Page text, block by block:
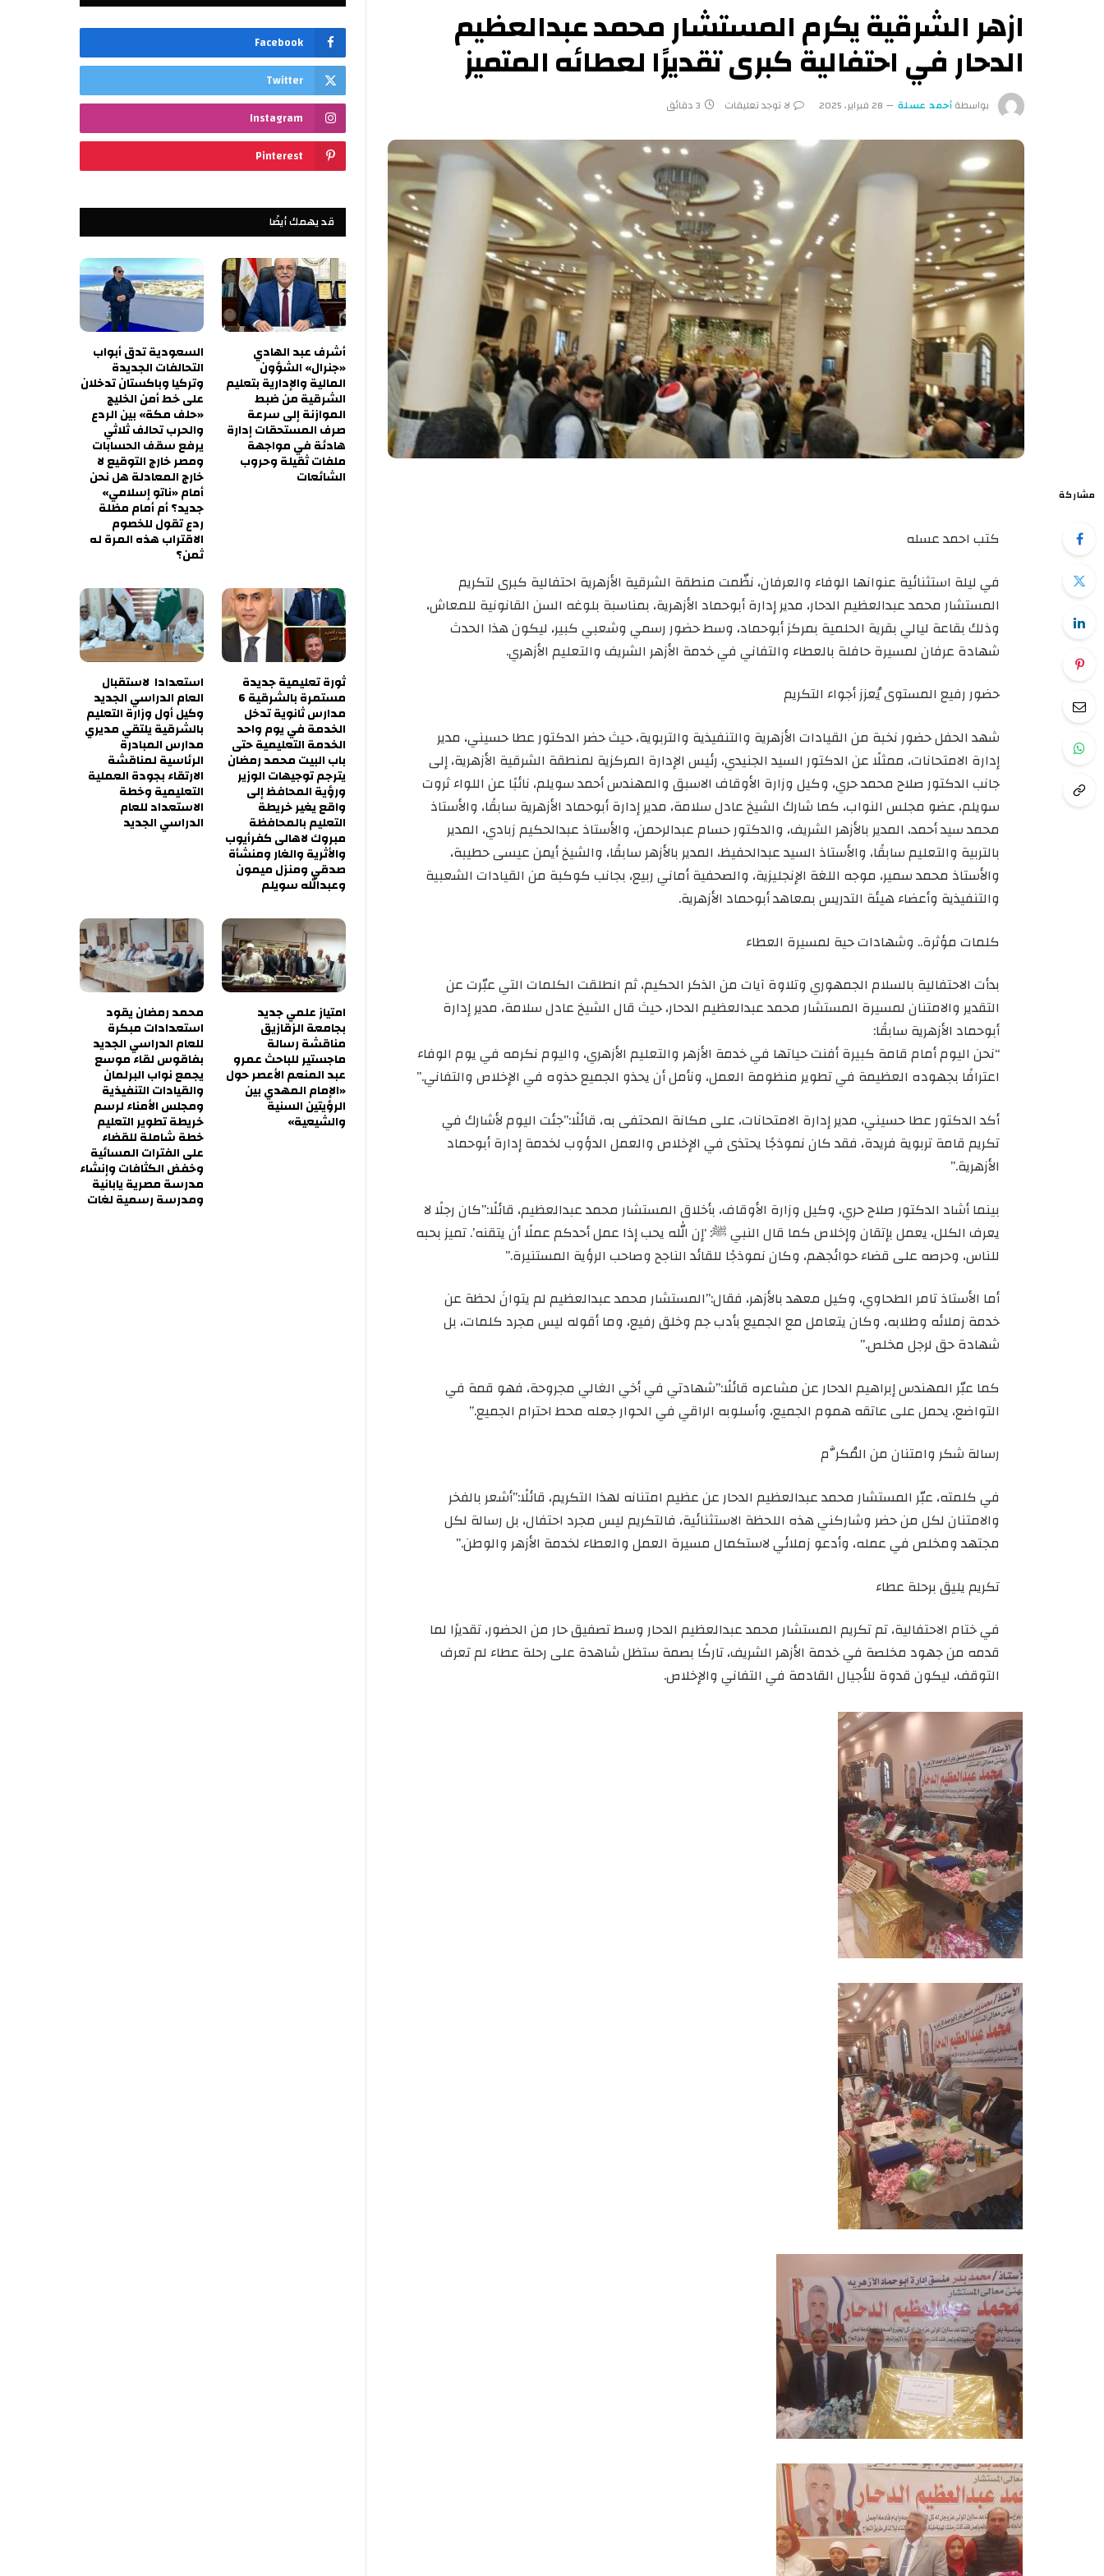
ازهر الشرقية يكرم المستشار محمد عبدالعظيم
الدحار في احتفالية كبرى تقديرًا لعطائه المتميز
بواسطةأحمد عسلة 28 فبراير، 2025 لا توجد تعليقات 3 دقائق
مشاركة
كتب احمد عسله
في ليلة استثنائية عنوانها الوفاء والعرفان، نظّمت منطقة الشرقية الأزهرية احتفالية كبرى لتكريم
المستشار محمد عبدالعظيم الدحار، مدير إدارة أبوحماد الأزهرية، بمناسبة بلوغه السن القانونية للمعاش،
وذلك بقاعة ليالي بقرية الحلمية بمركز أبوحماد، وسط حضور رسمي وشعبي كبير، ليكون هذا الحدث
شهادة عرفان لمسيرة حافلة بالعطاء والتفاني في خدمة الأزهر الشريف والتعليم الأزهري.
حضور رفيع المستوى يُعزز أجواء التكريم
شهد الحفل حضور نخبة من القيادات الأزهرية والتنفيذية والتربوية، حيث حضر الدكتور عطا حسيني، مدير
إدارة الامتحانات، ممثلًا عن الدكتور السيد الجنيدي، رئيس الإدارة المركزية لمنطقة الشرقية الأزهرية، إلى
جانب الدكتور صلاح محمد حري، وكيل وزارة الأوقاف الاسبق والمهندس أحمد سويلم، نائبًا عن اللواء ثروت
سويلم، عضو مجلس النواب، كما شارك الشيخ عادل سلامة، مدير إدارة أبوحماد الأزهرية سابقًا، والأستاذ
محمد سيد أحمد، المدير بالأزهر الشريف، والدكتور حسام عبدالرحمن، والأستاذ عبدالحكيم زبادي، المدير
بالتربية والتعليم سابقًا، والأستاذ السيد عبدالحفيظ، المدير بالأزهر سابقًا، والشيخ أيمن عيسى حطيبة،
والأستاذ محمد سمير، موجه اللغة الإنجليزية، والصحفية أماني ربيع، بجانب كوكبة من القيادات الشعبية
والتنفيذية وأعضاء هيئة التدريس بمعاهد أبوحماد الأزهرية.
كلمات مؤثرة.. وشهادات حية لمسيرة العطاء
بدأت الاحتفالية بالسلام الجمهوري وتلاوة آيات من الذكر الحكيم، ثم انطلقت الكلمات التي عبّرت عن
التقدير والامتنان لمسيرة المستشار محمد عبدالعظيم الدحار، حيث قال الشيخ عادل سلامة، مدير إدارة
أبوحماد الأزهرية سابقًا:
“نحن اليوم أمام قامة كبيرة أفنت حياتها في خدمة الأزهر والتعليم الأزهري، واليوم نكرمه في يوم الوفاء
اعترافًا بجهوده العظيمة في تطوير منظومة العمل، ونأمل أن يحذو الجميع حذوه في الإخلاص والتفاني.”
أكد الدكتور عطا حسيني، مدير إدارة الامتحانات، على مكانة المحتفى به، قائلًا:”جئت اليوم لأشارك في
تكريم قامة تربوية فريدة، فقد كان نموذجًا يحتذى في الإخلاص والعمل الدؤوب لخدمة إدارة أبوحماد
الأزهرية.”
بينما أشاد الدكتور صلاح حري، وكيل وزارة الأوقاف، بأخلاق المستشار محمد عبدالعظيم، قائلًا:”كان رجلًا لا
يعرف الكلل، يعمل بإتقان وإخلاص كما قال النبي ﷺ: ‘إن الله يحب إذا عمل أحدكم عملًا أن يتقنه’. تميز بحبه
للناس، وحرصه على قضاء حوائجهم، وكان نموذجًا للقائد الناجح وصاحب الرؤية المستنيرة.”
أما الأستاذ تامر الطحاوي، وكيل معهد بالأزهر، فقال:”المستشار محمد عبدالعظيم لم يتوانَ لحظة عن
خدمة زملائه وطلابه، وكان يتعامل مع الجميع بأدب جم وخلق رفيع، وما أقوله ليس مجرد كلمات، بل
شهادة حق لرجل مخلص.”
كما عبّر المهندس إبراهيم الدحار عن مشاعره قائلًا:”شهادتي في أخي الغالي مجروحة، فهو قمة في
التواضع، يحمل على عاتقه هموم الجميع، وأسلوبه الراقي في الحوار جعله محط احترام الجميع.”
رسالة شكر وامتنان من المُكرَّم
في كلمته، عبّر المستشار محمد عبدالعظيم الدحار عن عظيم امتنانه لهذا التكريم، قائلًا:”أشعر بالفخر
والامتنان لكل من حضر وشاركني هذه اللحظة الاستثنائية، فالتكريم ليس مجرد احتفال، بل رسالة لكل
مجتهد ومخلص في عمله، وأدعو زملائي لاستكمال مسيرة العمل والعطاء لخدمة الأزهر والوطن.”
تكريم يليق برحلة عطاء
في ختام الاحتفالية، تم تكريم المستشار محمد عبدالعظيم الدحار وسط تصفيق حار من الحضور، تقديرًا لما
قدمه من جهود مخلصة في خدمة الأزهر الشريف، تاركًا بصمة ستظل شاهدة على رحلة عطاء لم تعرف
التوقف، ليكون قدوة للأجيال القادمة في التفاني والإخلاص.
Facebook
Twitter
Instagram
Pinterest
قد يهمك أيضًا
أشرف عبد الهادي
«جنرال» الشؤون
المالية والإدارية بتعليم
الشرقية من ضبط
الموازنة إلى سرعة
صرف المستحقات إدارة
هادئة في مواجهة
ملفات ثقيلة وحروب
الشائعات
السعودية تدق أبواب
التحالفات الجديدة
وتركيا وباكستان تدخلان
على خط أمن الخليج
«حلف مكة» بين الردع
والحرب تحالف ثلاثي
يرفع سقف الحسابات
ومصر خارج التوقيع لا
خارج المعادلة هل نحن
أمام «ناتو إسلامي»
جديد؟ أم أمام مظلة
ردع تقول للخصوم
الاقتراب هذه المرة له
ثمن؟
ثورة تعليمية جديدة
مستمرة بالشرقية 6
مدارس ثانوية تدخل
الخدمة في يوم واحد
الخدمة التعليمية حتى
باب البيت محمد رمضان
يترجم توجيهات الوزير
ورؤية المحافظ إلى
واقع يغير خريطة
التعليم بالمحافظة
مبروك لاهالى كفرأيوب
والأثرية والغار ومنشأة
صدقي ومنزل ميمون
وعبدالله سويلم
استعدادا لاستقبال
العام الدراسي الجديد
وكيل أول وزارة التعليم
بالشرقية يلتقي مديري
مدارس المبادرة
الرئاسية لمناقشة
الارتقاء بجودة العملية
التعليمية وخطة
الاستعداد للعام
الدراسي الجديد
امتياز علمي جديد
بجامعة الزقازيق
مناقشة رسالة
ماجستير للباحث عمرو
عبد المنعم الأعصر حول
«الإمام المهدي بين
الرؤيتين السنية
والشيعية»
محمد رمضان يقود
استعدادات مبكرة
للعام الدراسي الجديد
بفاقوس لقاء موسع
يجمع نواب البرلمان
والقيادات التنفيذية
ومجلس الأمناء لرسم
خريطة تطوير التعليم
خطة شاملة للقضاء
على الفترات المسائية
وخفض الكثافات وإنشاء
مدرسة مصرية يابانية
ومدرسة رسمية لغات